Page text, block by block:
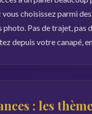
choisissez parmi
Pas de trajet, pas
depuis votre canapé,
: les